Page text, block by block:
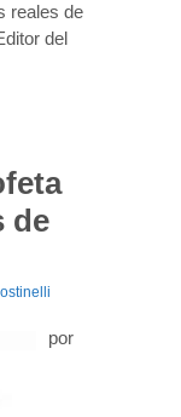
reales de
del
de
por